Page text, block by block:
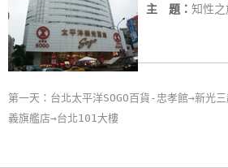
主 題： 知性
第一天：台北太平洋SOGO百貨-忠孝館→新光
義旗艦店→台北101大樓